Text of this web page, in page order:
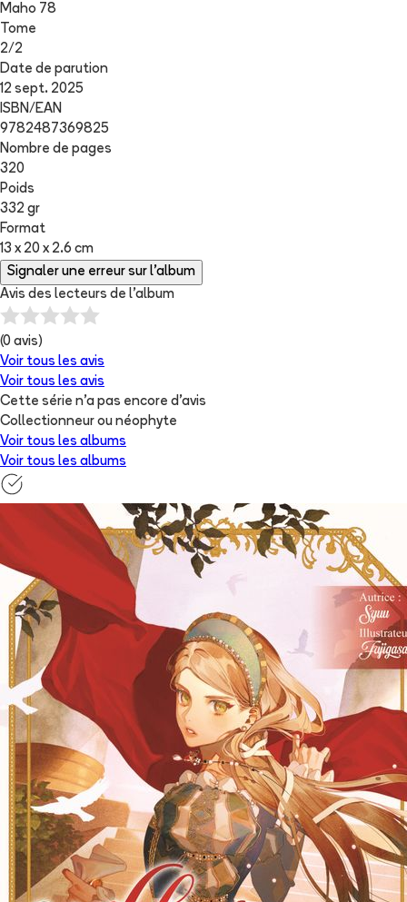
Maho 78
Tome
2/2
Date de parution
12 sept. 2025
ISBN/EAN
9782487369825
Nombre de pages
320
Poids
332 gr
Format
13 x 20 x 2.6 cm
Signaler une erreur sur l'album
Avis des lecteurs de l'album
(0 avis)
Voir tous les avis
Voir tous les avis
Cette série n'a pas encore d'avis
Collectionneur ou néophyte
Voir tous les albums
Voir tous les albums